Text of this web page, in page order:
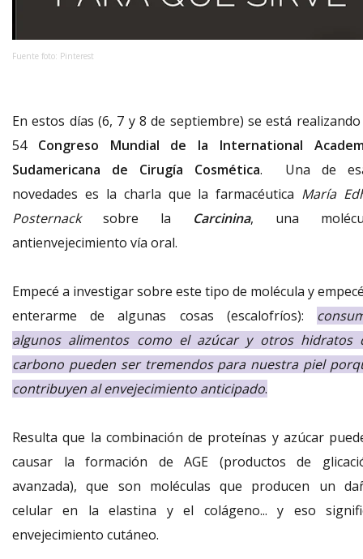
Fuente foto: Pinterest
En estos días (6, 7 y 8 de septiembre) se está
54Congreso Mundial de la International
Sudamericana de Cirugía Cosmética. Una de
novedades es la charla que la farmacéutica María
Posternacksobre la Carcinina, una
antienvejecimiento vía oral.
Empecé a investigar sobre este tipo de molécula y
enterarme de algunas cosas (escalofríos):
algunos alimentos como el azúcar y otros hidratos
carbono pueden ser tremendos para nuestra piel
contribuyen al envejecimiento anticipado.
Resulta que la combinación de proteínas y azúcar
causar la formación de AGE (productos de
avanzada), que son moléculas que producen un
celular en la elastina y el colágeno... y eso
envejecimiento cutáneo.